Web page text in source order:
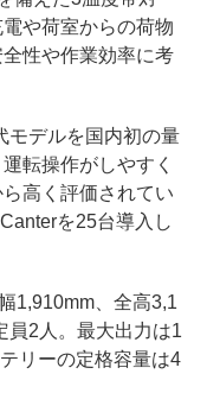
や荷室からの荷物
性や作業効率に考
モデルを国内初の量
転操作がしやすく
高く評価されてい
を25台導入し
1,910mm、全高3,1
員2人。最大出力は1
リーの定格容量は4